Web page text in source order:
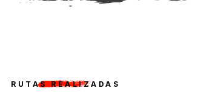
RUTAS REALIZADAS